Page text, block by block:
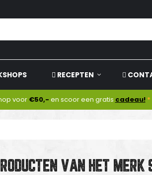
RECEPTEN
voor €50,- en scoor een gratis cadeau! *
VAN HET MERK